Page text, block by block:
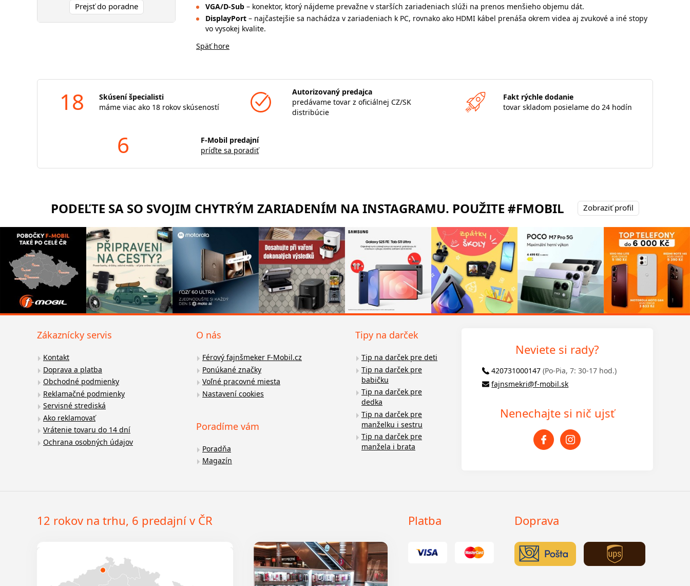
Prejsť do poradne
VGA/D-Sub – konektor, ktorý nájdeme prevažne v starších zariadeniach slúži na prenos menšieho objemu dát.
DisplayPort – najčastejšie sa nachádza v zariadeniach k PC, rovnako ako HDMI kábel prenáša okrem videa aj zvukové a iné stopy
vo vysokej kvalite.
Späť hore
18
Skúsení špecialisti
máme viac ako 18 rokov skúseností
Autorizovaný predajca
predávame tovar z oficiálnej CZ/SK
distribúcie
Fakt rýchle dodanie
tovar skladom posielame do 24 hodín
6
F-Mobil predajní
príďte sa poradiť
PODEĽTE SA SO SVOJIM CHYTRÝM ZARIADENÍM NA INSTAGRAMU. POUŽITE #FMOBIL Zobraziť profil
Zákaznícky servis
Kontakt
Doprava a platba
Obchodné podmienky
Reklamačné podmienky
Servisné strediská
Ako reklamovať
Vrátenie tovaru do 14 dní
Ochrana osobných údajov
O nás
Férový fajnšmeker F-Mobil.cz
Ponúkané značky
Voľné pracovné miesta
Nastavení cookies
Poradíme vám
Poradňa
Magazín
Tipy na darček
Tip na darček pre deti
Tip na darček pre
babičku
Tip na darček pre
dedka
Tip na darček pre
manželku i sestru
Tip na darček pre
manžela i brata
Neviete si rady?
420731000147 (Po-Pia, 7: 30-17 hod.)
fajnsmekri@f-mobil.sk
Nenechajte si nič ujsť
12 rokov na trhu, 6 predajní v ČR Platba Doprava